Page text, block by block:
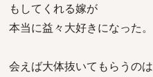
もしてくれる嫁が
本当に益々大好きになった。
会えば大体抜いてもらうのは